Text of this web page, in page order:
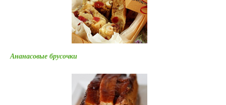
Ананасовые брусочки